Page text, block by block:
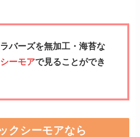
バーズを無加工・海苔な
ーモアで見ることができ
クシーモアなら